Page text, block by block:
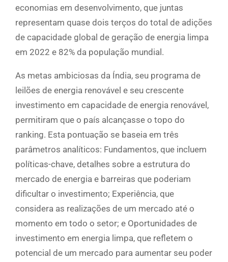
economias em desenvolvimento, que juntas
representam quase dois terços do total de adições
de capacidade global de geração de energia limpa
em 2022 e 82% da população mundial.
As metas ambiciosas da Índia, seu programa de
leilões de energia renovável e seu crescente
investimento em capacidade de energia renovável,
permitiram que o país alcançasse o topo do
ranking. Esta pontuação se baseia em três
parâmetros analíticos: Fundamentos, que incluem
políticas-chave, detalhes sobre a estrutura do
mercado de energia e barreiras que poderiam
dificultar o investimento; Experiência, que
considera as realizações de um mercado até o
momento em todo o setor; e Oportunidades de
investimento em energia limpa, que refletem o
potencial de um mercado para aumentar seu poder